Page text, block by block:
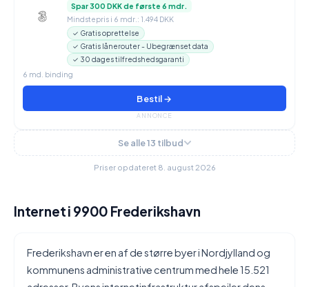
Spar 300 DKK de første 6 mdr.
Mindstepris i 6 mdr.: 1.494 DKK
✓ Gratis oprettelse
✓ Gratis lånerouter - Ubegrænset data
✓ 30 dages tilfredshedsgaranti
6 md. binding
Bestil →
ANNONCE
Se alle 13 tilbud
Priser opdateret 8. august 2026
Internet i 9900 Frederikshavn
Frederikshavn er en af de større byer i Nordjylland og
kommunens administrative centrum med hele 15.521